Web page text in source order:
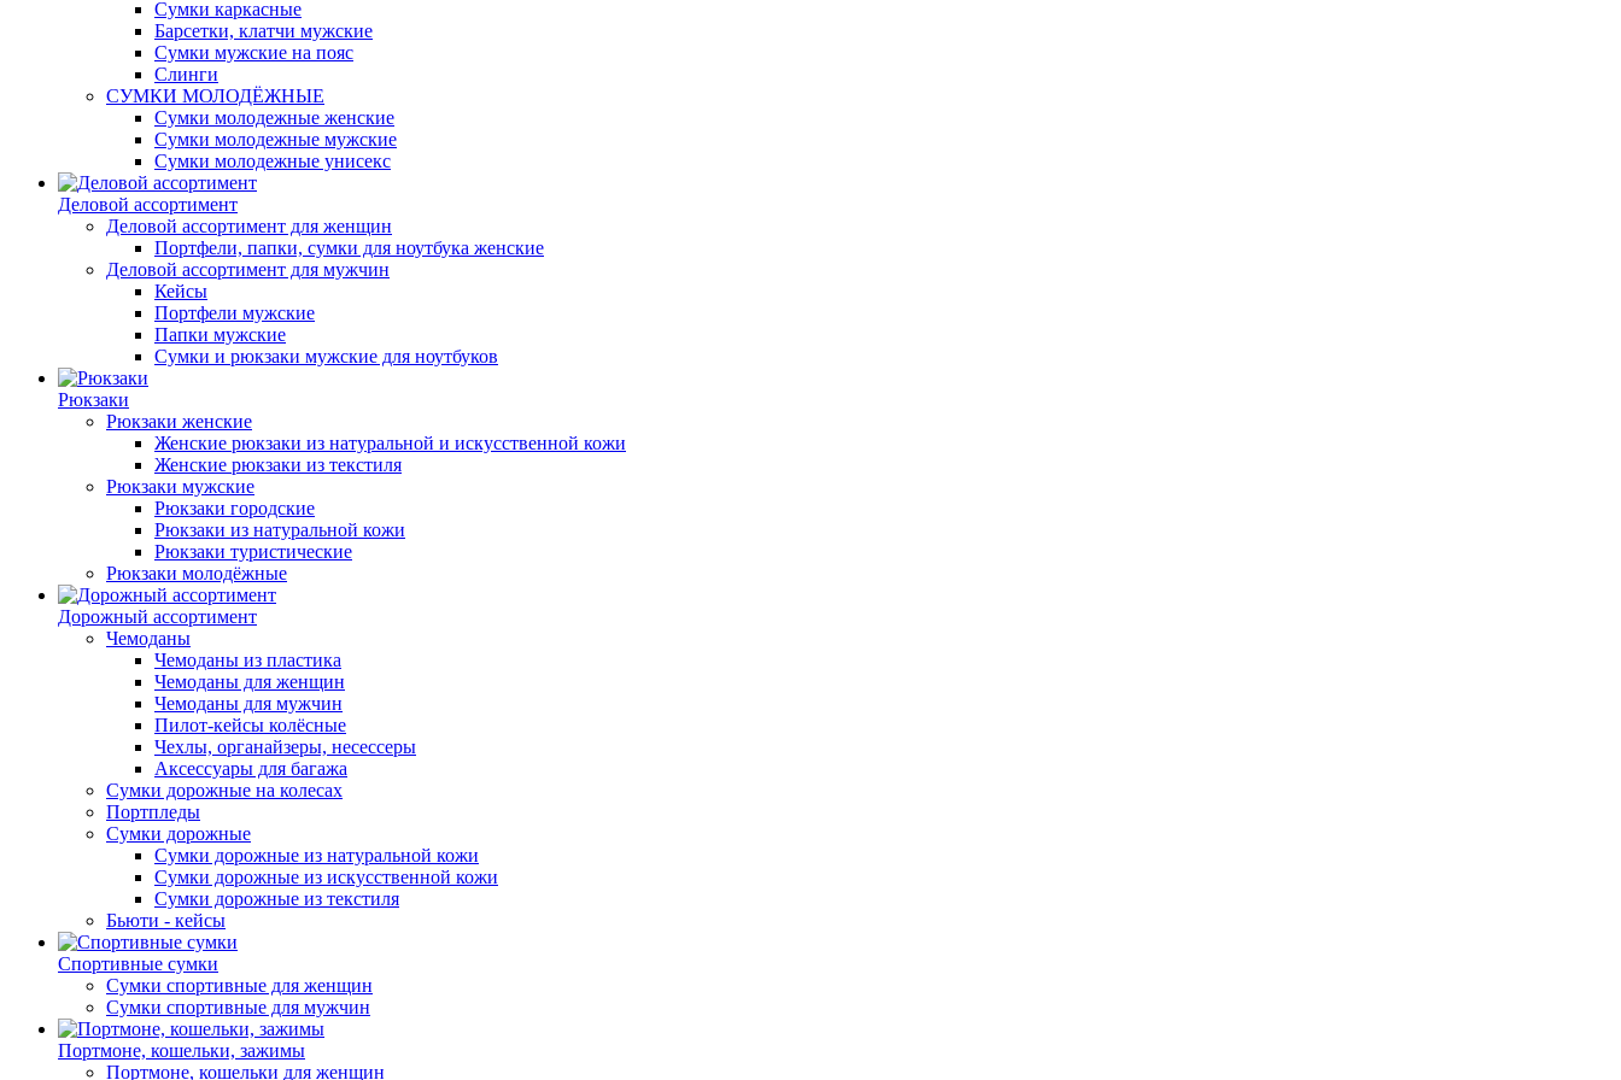
Сумки каркасные
Барсетки, клатчи мужские
Сумки мужские на пояс
Слинги
СУМКИ МОЛОДЁЖНЫЕ
Сумки молодежные женские
Сумки молодежные мужские
Сумки молодежные унисекс
Деловой ассортимент
Деловой ассортимент для женщин
Портфели, папки, сумки для ноутбука женские
Деловой ассортимент для мужчин
Кейсы
Портфели мужские
Папки мужские
Сумки и рюкзаки мужские для ноутбуков
Рюкзаки
Рюкзаки женские
Женские рюкзаки из натуральной и искусственной кожи
Женские рюкзаки из текстиля
Рюкзаки мужские
Рюкзаки городские
Рюкзаки из натуральной кожи
Рюкзаки туристические
Рюкзаки молодёжные
Дорожный ассортимент
Чемоданы
Чемоданы из пластика
Чемоданы для женщин
Чемоданы для мужчин
Пилот-кейсы колёсные
Чехлы, органайзеры, несессеры
Аксессуары для багажа
Сумки дорожные на колесах
Портпледы
Сумки дорожные
Сумки дорожные из натуральной кожи
Сумки дорожные из искусственной кожи
Сумки дорожные из текстиля
Бьюти - кейсы
Спортивные сумки
Сумки спортивные для женщин
Сумки спортивные для мужчин
Портмоне, кошельки, зажимы
Портмоне, кошельки для женщин